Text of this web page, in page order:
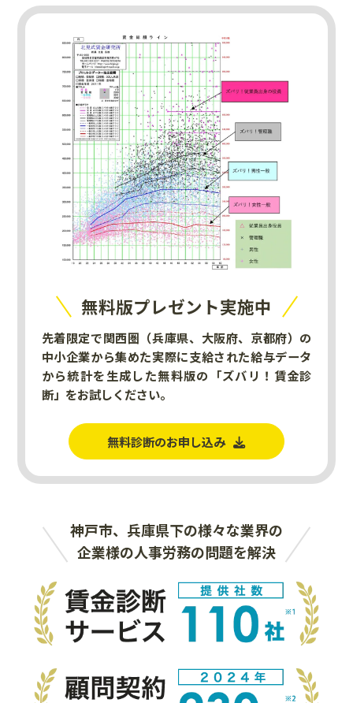
無料版プレゼント実施中
先着限定で関西圏（兵庫県、大阪府、京都府）の
中小企業から集めた実際に支給された給与データ
から統計を生成した無料版の「ズバリ！賃金診
断」をお試しください。
無料診断のお申し込み
神戸市、兵庫県下の様々な業界の
企業様の人事労務の問題を解決